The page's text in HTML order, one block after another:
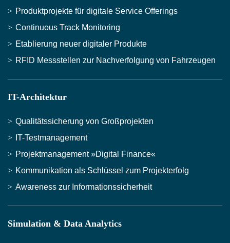
Produktprojekte für digitale Service Offerings
Continuous Track Monitoring
Etablierung neuer digitaler Produkte
RFID Messstellen zur Nachverfolgung von Fahrzeugen
IT-Architektur
Qualitätssicherung von Großprojekten
IT-Testmanagement
Projektmanagement »Digital Finance«
Kommunikation als Schlüssel zum Projekterfolg
Awareness zur Informationssicherheit
Simulation & Data Analytics